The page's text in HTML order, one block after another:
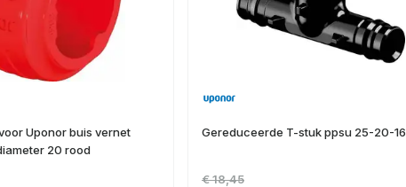
Uponor buis vernet
20 rood
Gereduceerde T-stuk ppsu 25-20-16
€ 18,45